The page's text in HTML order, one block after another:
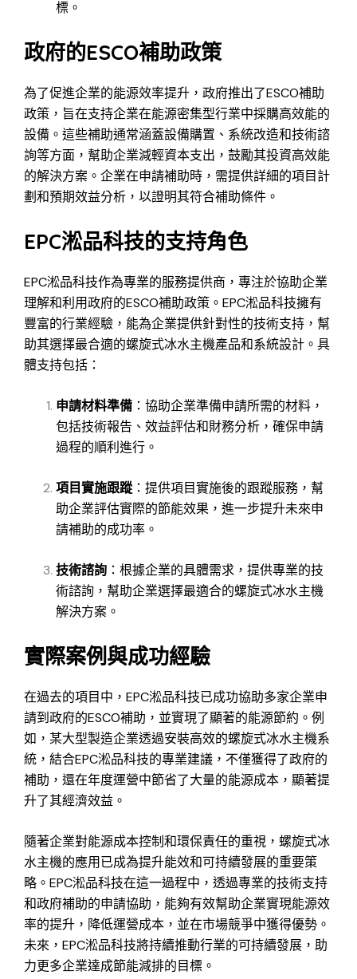
標。
政府的ESCO補助政策
為了促進企業的能源效率提升，政府推出了ESCO補助
政策，旨在支持企業在能源密集型行業中採購高效能的
設備。這些補助通常涵蓋設備購置、系統改造和技術諮
詢等方面，幫助企業減輕資本支出，鼓勵其投資高效能
的解決方案。企業在申請補助時，需提供詳細的項目計
劃和預期效益分析，以證明其符合補助條件。
EPC淞品科技的支持角色
EPC淞品科技作為專業的服務提供商，專注於協助企業
理解和利用政府的ESCO補助政策。EPC淞品科技擁有
豐富的行業經驗，能為企業提供針對性的技術支持，幫
助其選擇最合適的螺旋式冰水主機產品和系統設計。具
體支持包括：
申請材料準備 ：協助企業準備申請所需的材料，
包括技術報告、效益評估和財務分析，確保申請
過程的順利進行。
項目實施跟蹤：提供項目實施後的跟蹤服務，幫
助企業評估實際的節能效果，進一步提升未來申
請補助的成功率。
技術諮詢 ：根據企業的具體需求，提供專業的技
術諮詢，幫助企業選擇最適合的螺旋式冰水主機
解決方案。
實際案例與成功經驗
在過去的項目中，EPC淞品科技已成功協助多家企業申
請到政府的ESCO補助，並實現了顯著的能源節約。例
如，某大型製造企業透過安裝高效的螺旋式冰水主機系
統，結合EPC淞品科技的專業建議，不僅獲得了政府的
補助，還在年度運營中節省了大量的能源成本，顯著提
升了其經濟效益。
隨著企業對能源成本控制和環保責任的重視，螺旋式冰
水主機的應用已成為提升能效和可持續發展的重要策
略。EPC淞品科技在這一過程中，透過專業的技術支持
和政府補助的申請協助，能夠有效幫助企業實現能源效
率的提升，降低運營成本，並在市場競爭中獲得優勢。
未來，EPC淞品科技將持續推動行業的可持續發展，助
力更多企業達成節能減排的目標。